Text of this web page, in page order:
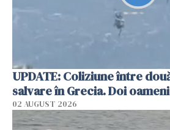
UPDATE: Coliziune între
salvare în Grecia. Doi
02 AUGUST 2026